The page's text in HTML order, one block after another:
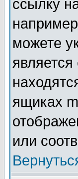
ссылку
можете
ящиках
или